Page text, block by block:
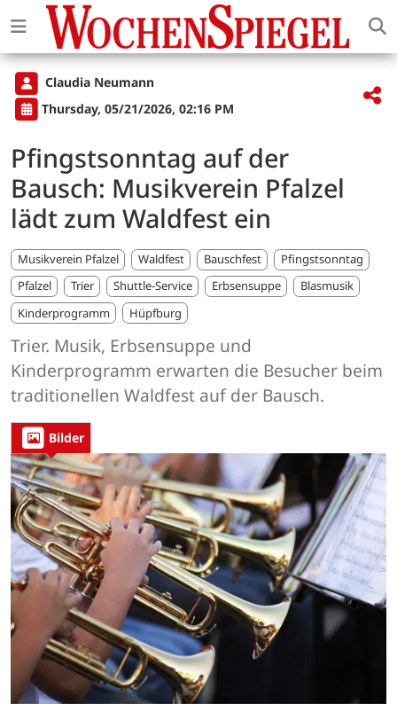
Claudia Neumann
Thursday, 05/21/2026, 02:16 PM
Pfingstsonntag auf der
Bausch: Musikverein Pfalzel
lädt zum Waldfest ein
Musikverein Pfalzel Waldfest Bauschfest
Pfingstsonntag
Pfalzel
Trier Shuttle-Service Erbsensuppe
Blasmusik
Kinderprogramm
Hüpfburg
Trier. Musik, Erbsensuppe und
Kinderprogramm erwarten die Besucher beim
traditionellen Waldfest auf der Bausch.
Bilder